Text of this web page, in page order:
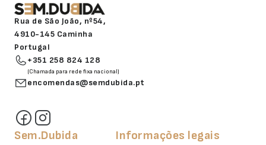
Rua de São João, nº54,
4910-145 Caminha
Portugal
+351 258 824 128
(Chamada para rede fixa nacional)
encomendas@semdubida.pt
Sem.Dubida Informações legais